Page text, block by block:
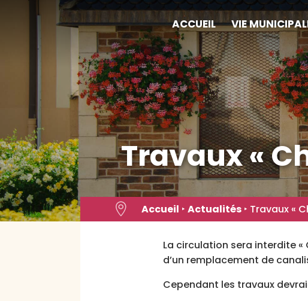
ACCUEIL VIE
Travaux «
 Accueil ‣ Actualités‣ Travaux «
La circulation sera interdite «
d’un remplacement de
Cependant les travaux